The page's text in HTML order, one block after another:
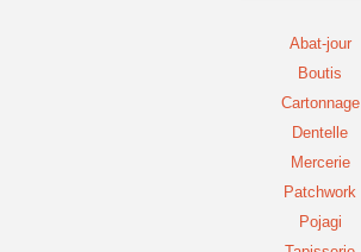
Abat-jour
Boutis
Cartonnage
Dentelle
Mercerie
Patchwork
Pojagi